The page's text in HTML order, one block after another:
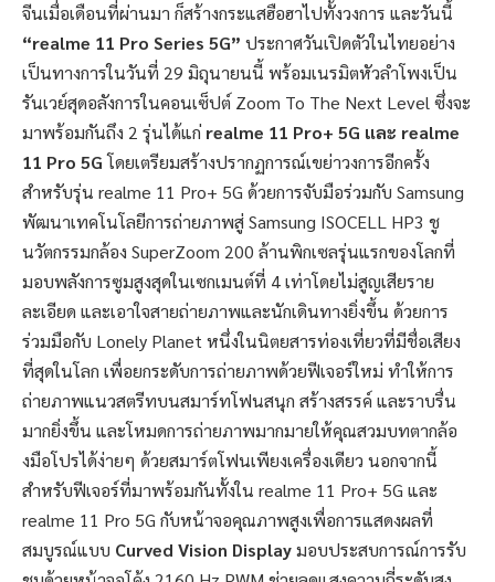
จีนเมื่อเดือนที่ผ่านมา ก็สร้างกระแสฮือฮาไปทั้งวงการ และวันนี้
“realme 11 Pro Series 5G” ประกาศวันเปิดตัวในไทยอย่าง
เป็นทางการในวันที่ 29 มิถุนายนนี้ พร้อมเนรมิตหัวลำโพงเป็น
รันเวย์สุดอลังการในคอนเซ็ปต์ Zoom To The Next Level ซึ่งจะ
มาพร้อมกันถึง 2 รุ่นได้แก่ realme 11 Pro+ 5G และ realme
11 Pro 5Gโดยเตรียมสร้างปรากฏการณ์เขย่าวงการอีกครั้ง
สำหรับรุ่น realme 11 Pro+ 5G ด้วยการจับมือร่วมกับ Samsung
พัฒนาเทคโนโลยีการถ่ายภาพสู่ Samsung ISOCELL HP3 ชู
นวัตกรรมกล้อง SuperZoom 200 ล้านพิกเซลรุ่นแรกของโลกที่
มอบพลังการซูมสูงสุดในเซกเมนต์ที่ 4 เท่าโดยไม่สูญเสียราย
ละเอียด และเอาใจสายถ่ายภาพและนักเดินทางยิ่งขึ้น ด้วยการ
ร่วมมือกับ Lonely Planet หนึ่งในนิตยสารท่องเที่ยวที่มีชื่อเสียง
ที่สุดในโลก เพื่อยกระดับการถ่ายภาพด้วยฟีเจอร์ใหม่ ทำให้การ
ถ่ายภาพแนวสตรีทบนสมาร์ทโฟนสนุก สร้างสรรค์ และราบรื่น
มากยิ่งขึ้น และโหมดการถ่ายภาพมากมายให้คุณสวมบทตากล้อ
งมือโปรได้ง่ายๆ ด้วยสมาร์ตโฟนเพียงเครื่องเดียว นอกจากนี้
สำหรับฟีเจอร์ที่มาพร้อมกันทั้งใน realme 11 Pro+ 5G และ
realme 11 Pro 5G กับหน้าจอคุณภาพสูงเพื่อการแสดงผลที่
สมบูรณ์แบบ Curved Vision Displayมอบประสบการณ์การรับ